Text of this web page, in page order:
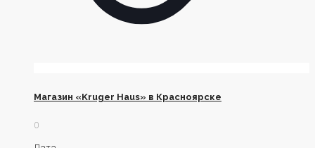
Магазин «Kruger Haus» в Красноярске
0